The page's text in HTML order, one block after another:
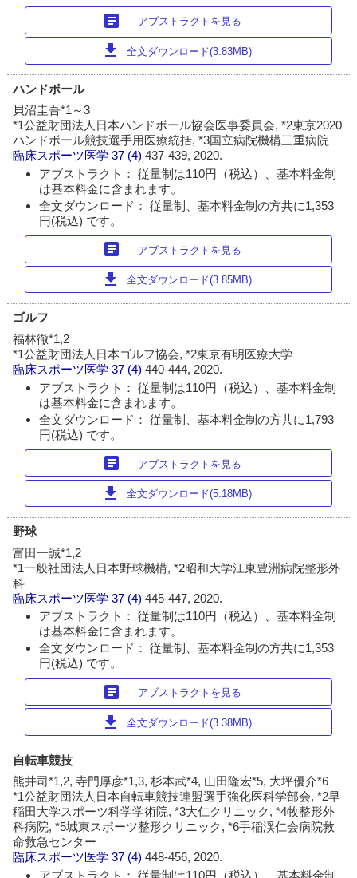
article アブストラクトを見る
download 全文ダウンロード(3.83MB)
ハンドボール
貝沼圭吾*1～3
*1公益財団法人日本ハンドボール協会医事委員会, *2東京2020
ハンドボール競技選手用医療統括, *3国立病院機構三重病院
臨床スポーツ医学 37 (4)437-439, 2020.
アブストラクト： 従量制は110円（税込）、基本料金制
は基本料金に含まれます。
全文ダウンロード： 従量制、基本料金制の方共に1,353
円(税込) です。
article アブストラクトを見る
download 全文ダウンロード(3.85MB)
ゴルフ
福林徹*1,2
*1公益財団法人日本ゴルフ協会, *2東京有明医療大学
臨床スポーツ医学 37 (4)440-444, 2020.
アブストラクト： 従量制は110円（税込）、基本料金制
は基本料金に含まれます。
全文ダウンロード： 従量制、基本料金制の方共に1,793
円(税込) です。
article アブストラクトを見る
download 全文ダウンロード(5.18MB)
野球
富田一誠*1,2
*1一般社団法人日本野球機構, *2昭和大学江東豊洲病院整形外
科
臨床スポーツ医学 37 (4)445-447, 2020.
アブストラクト： 従量制は110円（税込）、基本料金制
は基本料金に含まれます。
全文ダウンロード： 従量制、基本料金制の方共に1,353
円(税込) です。
article アブストラクトを見る
download 全文ダウンロード(3.38MB)
自転車競技
熊井司*1,2, 寺門厚彦*1,3, 杉本武*4, 山田隆宏*5, 大坪優介*6
*1公益財団法人日本自転車競技連盟選手強化医科学部会, *2早
稲田大学スポーツ科学学術院, *3大仁クリニック, *4牧整形外
科病院, *5城東スポーツ整形クリニック, *6手稲渓仁会病院救
命救急センター
臨床スポーツ医学 37 (4)448-456, 2020.